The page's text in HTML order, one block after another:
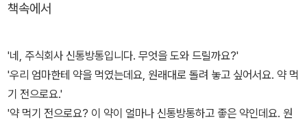
책속에서
'네, 주식회사 신통방통입니다. 무엇을 도와 드릴까요?'
'우리 엄마한테 약을 먹였는데요, 원래대로 돌려 놓고 싶어서요. 약 먹
기 전으로요.'
'약 먹기 전으로요? 이 약이 얼마나 신통방통하고 좋은 약인데요. 원